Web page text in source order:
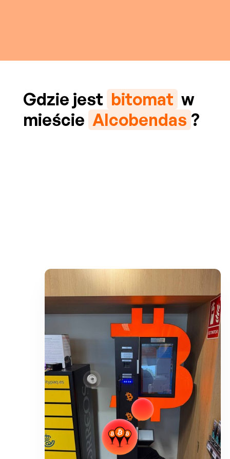
Gdzie jest bitomat w
mieście Alcobendas ?